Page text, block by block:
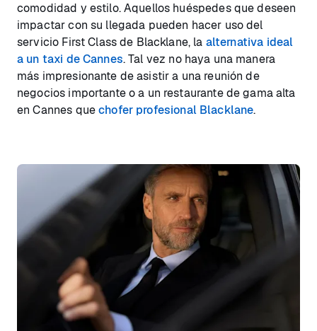
comodidad y estilo. Aquellos huéspedes que deseen
impactar con su llegada pueden hacer uso del
servicio First Class de Blacklane, la alternativa ideal
a un taxi de Cannes. Tal vez no haya una manera
más impresionante de asistir a una reunión de
negocios importante o a un restaurante de gama alta
en Cannes quechofer profesional Blacklane.